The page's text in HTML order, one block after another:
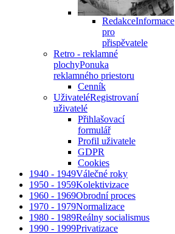
RedakceInformace
pro
přispěvatele
Retro - reklamné
plochyPonuka
reklamného priestoru
Cenník
UživateléRegistrovaní
uživatelé
Přihlašovací
formulář
Profil uživatele
GDPR
Cookies
1940 - 1949Válečné roky
1950 - 1959Kolektivizace
1960 - 1969Obrodní proces
1970 - 1979Normalizace
1980 - 1989Reálny socialismus
1990 - 1999Privatizace